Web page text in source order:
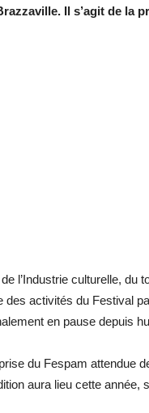
Il s’agit de la
l’Industrie culturelle, du
activités du Festival
en pause depuis
du Fespam attendue
aura lieu cette année,